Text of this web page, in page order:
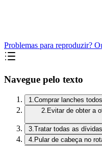
Problemas para reproduzir?
Navegue pelo texto
1.Comprar lanches
2.Evitar de obter a
3.Tratar todas as
4.Pular de cabeça no